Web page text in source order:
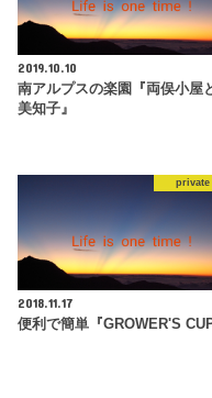
2019.10.10
南アルプスの楽園『両俣小屋
美知子』
private
2018.11.17
便利で簡単『GROWER'S CUP